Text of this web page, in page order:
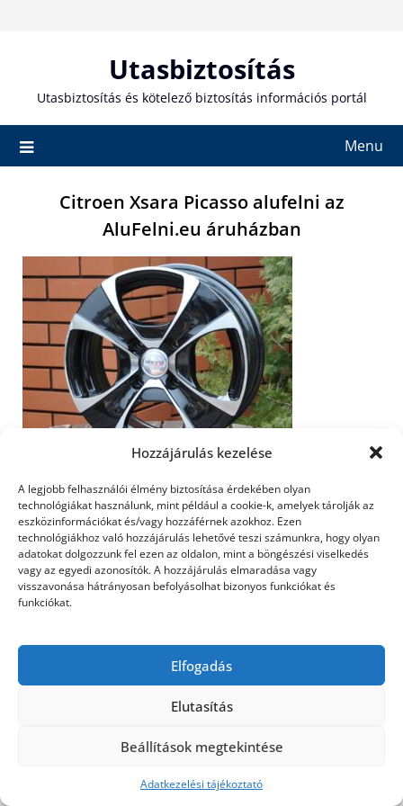
Hozzájárulás kezelése
A legjobb felhasználói élmény biztosítása érdekében olyan
technológiákat használunk, mint például a cookie-k, amelyek tárolják az
eszközinformációkat és/vagy hozzáférnek azokhoz. Ezen
technológiákhoz való hozzájárulás lehetővé teszi számunkra, hogy olyan
adatokat dolgozzunk fel ezen az oldalon, mint a böngészési viselkedés
vagy az egyedi azonosítók. A hozzájárulás elmaradása vagy
visszavonása hátrányosan befolyásolhat bizonyos funkciókat és
funkciókat.
Elfogadás
Elutasítás
Beállítások megtekintése
Adatkezelési tájékoztató
Utasbiztosítás
Utasbiztosítás és kötelező biztosítás információs portál
Menu
Citroen Xsara Picasso alufelni az
AluFelni.eu áruházban
Citroen Xsara Picasso alufelni az AluFelni.eu áruházban
©2026 Utasbiztosítás| Design:Newspaperly
WordPress Theme